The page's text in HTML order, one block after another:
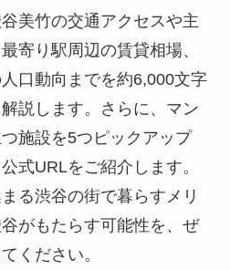
美竹の交通アクセスや主
寄り駅周辺の賃貸相場、
口動向までを約6,000文字
説します。さらに、マン
施設を5つピックアップ
式URLをご紹介します。
る渋谷の街で暮らすメリ
がもたらす可能性を、ぜ
ください。